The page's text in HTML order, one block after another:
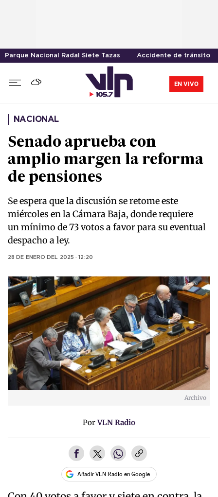
Parque Nacional Radal Siete Tazas Accidente de tránsito
EN VIVO
NACIONAL
Senado aprueba con
amplio margen la reforma
de pensiones
Se espera que la discusión se retome este
miércoles en la Cámara Baja, donde requiere
un mínimo de 73 votos a favor para su eventual
despacho a ley.
28 DE ENERO DEL 2025 · 12:20
Archivo
PorVLN Radio
Añadir VLN Radio en Google